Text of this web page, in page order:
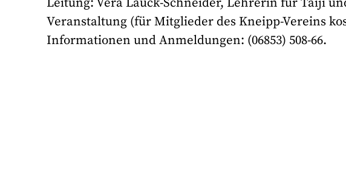
Leitung: Vera Lauck-Schneider, Lehrerin für Taiji
Veranstaltung (für Mitglieder des Kneipp-Vereins
Informationen und Anmeldungen: (06853) 508-66.